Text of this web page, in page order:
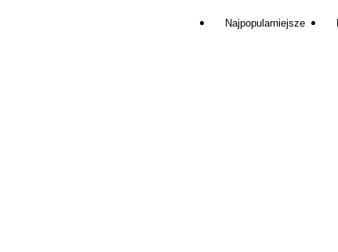
Najpopularniejsze